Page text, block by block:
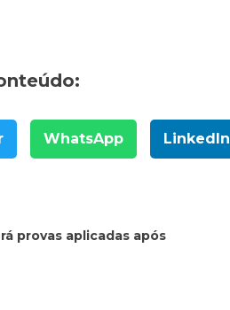
WhatsApp LinkedIn
provas aplicadas após